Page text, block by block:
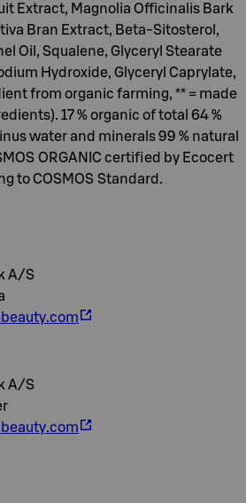
Extract, Magnolia Officinalis Bark
Bran Extract, Beta-Sitosterol,
Oil, Squalene, Glyceryl Stearate
Hydroxide, Glyceryl Caprylate,
from organic farming, ** = made
17 % organic of total 64 %
water and minerals 99 % natural
ORGANIC certified by Ecocert
to COSMOS Standard.
A/S
A/S